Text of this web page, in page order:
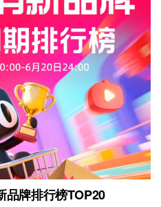
品牌排行榜TOP20